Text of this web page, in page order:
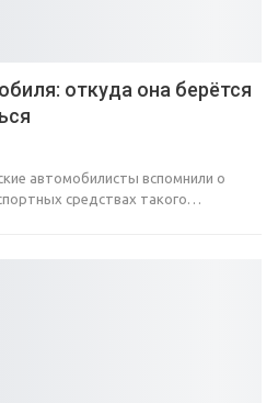
откуда она берётся
автомобилисты вспомнили о
средствах такого…